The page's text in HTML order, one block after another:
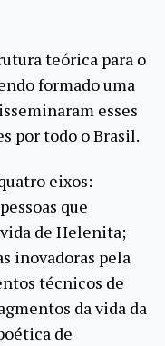
teórica para o
formado uma
esses
por todo o Brasil.
eixos:
que
de Helenita;
inovadoras pela
técnicos de
da vida da
de